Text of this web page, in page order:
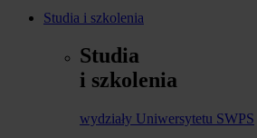
Studia i szkolenia
Studia
i szkolenia
wydziały Uniwersytetu SWPS